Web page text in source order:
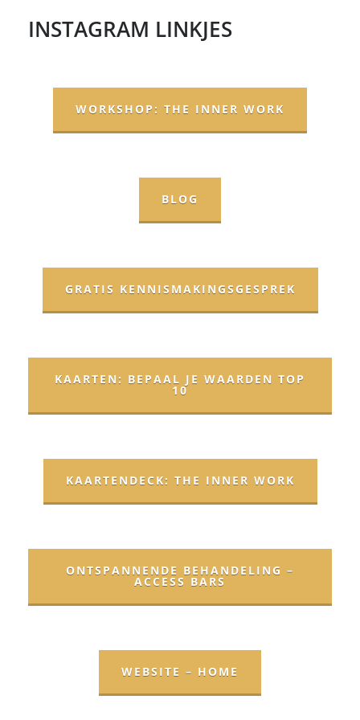
INSTAGRAM LINKJES
WORKSHOP: THE INNER WORK
BLOG
GRATIS KENNISMAKINGSGESPREK
KAARTEN: BEPAAL JE WAARDEN TOP
10
KAARTENDECK: THE INNER WORK
ONTSPANNENDE BEHANDELING –
ACCESS BARS
WEBSITE – HOME